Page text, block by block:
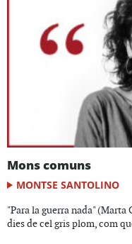
Mons comuns
MONTSE SANTOLINO
"Para la guerra nada"
dies de cel gris plom, com